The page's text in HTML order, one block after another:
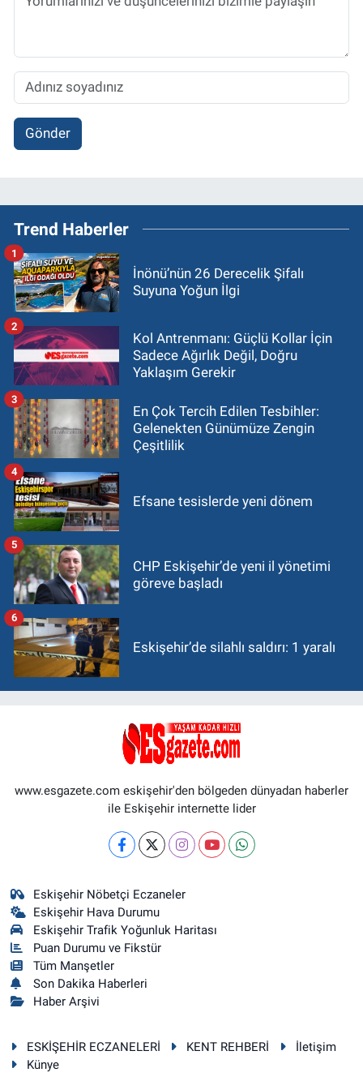
Gönder
Trend Haberler
İnönü’nün 26 Derecelik Şifalı
Suyuna Yoğun İlgi
1
Kol Antrenmanı: Güçlü Kollar İçin
Sadece Ağırlık Değil, Doğru
Yaklaşım Gerekir
2
En Çok Tercih Edilen Tesbihler:
Gelenekten Günümüze Zengin
Çeşitlilik
3
Efsane tesislerde yeni dönem
4
CHP Eskişehir’de yeni il yönetimi
göreve başladı
5
Eskişehir’de silahlı saldırı: 1 yaralı
6
www.esgazete.com eskişehir'den bölgeden dünyadan haberler
ile Eskişehir internette lider
Eskişehir Nöbetçi Eczaneler
Eskişehir Hava Durumu
Eskişehir Trafik Yoğunluk Haritası
Puan Durumu ve Fikstür
Tüm Manşetler
Son Dakika Haberleri
Haber Arşivi
ESKİŞEHİR ECZANELERİ KENT REHBERİ
İletişim
Künye